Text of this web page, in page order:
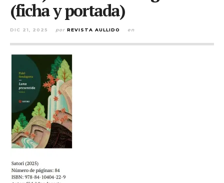
(ficha y portada)
DIC 21, 2025 por REVISTA AULLIDO en